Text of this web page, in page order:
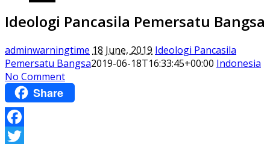
Ideologi Pancasila Pemersatu Bangsa
adminwarningtime 18 June, 2019 Ideologi Pancasila
Pemersatu Bangsa2019-06-18T16:33:45+00:00 Indonesia
No Comment
Share
Facebook